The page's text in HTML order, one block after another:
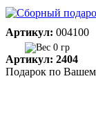
Артикул: 004100
0 гр
Артикул: 2404
Подарок по